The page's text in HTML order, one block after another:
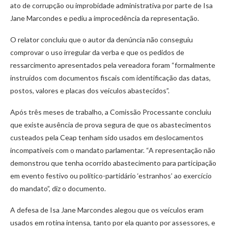
ato de corrupção ou improbidade administrativa por parte de Isa
Jane Marcondes e pediu a improcedência da representação.
O relator concluiu que o autor da denúncia não conseguiu
comprovar o uso irregular da verba e que os pedidos de
ressarcimento apresentados pela vereadora foram “formalmente
instruídos com documentos fiscais com identificação das datas,
postos, valores e placas dos veículos abastecidos”.
Após três meses de trabalho, a Comissão Processante concluiu
que existe ausência de prova segura de que os abastecimentos
custeados pela Ceap tenham sido usados em deslocamentos
incompatíveis com o mandato parlamentar. “A representação não
demonstrou que tenha ocorrido abastecimento para participação
em evento festivo ou político-partidário ‘estranhos’ ao exercício
do mandato”, diz o documento.
A defesa de Isa Jane Marcondes alegou que os veículos eram
usados em rotina intensa, tanto por ela quanto por assessores, e